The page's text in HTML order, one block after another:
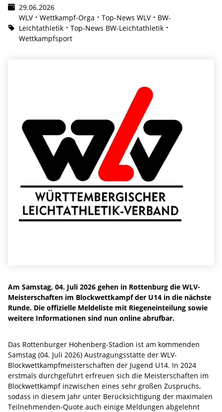
29.06.2026
WLV
Wettkampf-Orga Top-News WLV
BW-
Leichtathletik
Top-News BW-Leichtathletik
Wettkampfsport
Am Samstag, 04. Juli 2026 gehen in Rottenburg die WLV-
Meisterschaften im Blockwettkampf der U14 in die nächste
Runde. Die offizielle Meldeliste mit Riegeneinteilung sowie
weitere Informationen sind nun online abrufbar.
Das Rottenburger Hohenberg-Stadion ist am kommenden
Samstag (04. Juli 2026) Austragungsstätte der WLV-
Blockwettkampfmeisterschaften der Jugend U14. In 2024
erstmals durchgeführt erfreuen sich die Meisterschaften im
Blockwettkampf inzwischen eines sehr großen Zuspruchs,
sodass in diesem Jahr unter Berücksichtigung der maximalen
Teilnehmenden-Quote auch einige Meldungen abgelehnt